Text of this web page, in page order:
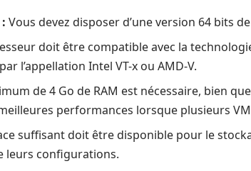
Vous devez disposer d’une version 64 bits de
doit être compatible avec la
l’appellation Intel VT-x ou AMD-V.
de 4 Go de RAM est nécessaire, bien
performances lorsque plusieurs
suffisant doit être disponible pour le
leurs configurations.